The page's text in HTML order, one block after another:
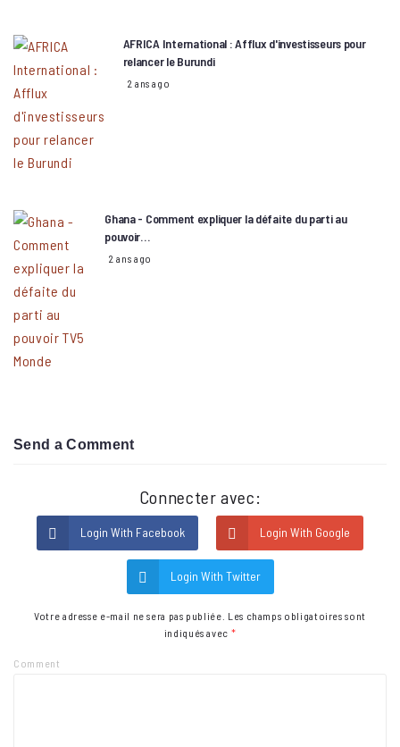
AFRICA International : Afflux d'investisseurs pour
relancer le Burundi
2 ans ago
Ghana - Comment expliquer la défaite du parti au
pouvoir…
2 ans ago
Send a Comment
Connecter avec:
Login With Facebook Login With Google
Login With Twitter
Votre adresse e-mail ne sera pas publiée. Les champs obligatoires sont
indiqués avec *
Comment